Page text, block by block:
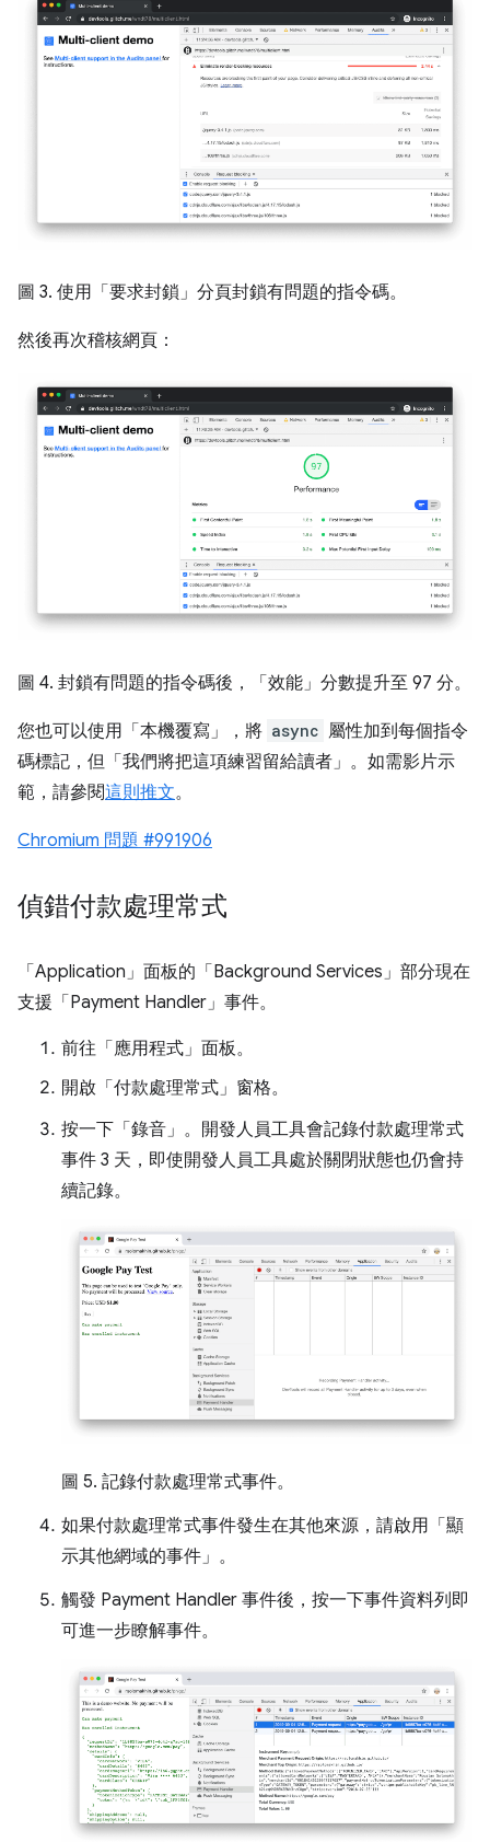
圖 3. 使用「要求封鎖」 分頁封鎖有問題的指令碼。
然後再次稽核網頁：
圖 4. 封鎖有問題的指令碼後，「效能」 分數提升至 97 分。
您也可以使用「本機覆寫」 ，將 async 屬性加到每個指令
碼標記，但「我們將把這項練習留給讀者」。如需影片示
範，請參閱這則推文。
Chromium 問題 #991906
偵錯付款處理常式
「Application」面板的「Background Services」部分現在
支援「Payment Handler」事件。
前往「應用程式」 面板。
開啟「付款處理常式」 窗格。
按一下「錄音」 。開發人員工具會記錄付款處理常式
事件 3 天，即使開發人員工具處於關閉狀態也仍會持
續記錄。
圖 5. 記錄付款處理常式事件。
如果付款處理常式事件發生在其他來源，請啟用「顯
示其他網域的事件」 。
觸發 Payment Handler 事件後，按一下事件資料列即
可進一步瞭解事件。